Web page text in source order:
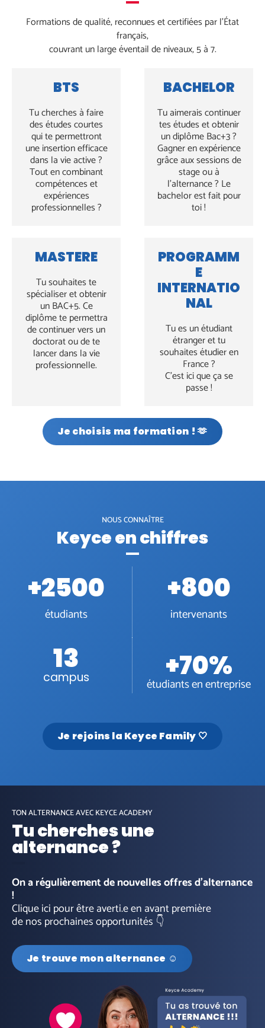
Formations de qualité, reconnues et certifiées par l’État
français,
couvrant un large éventail de niveaux, 5 à 7.
BTS
Tu cherches à faire
des études courtes
qui te permettront
une insertion efficace
dans la vie active ?
Tout en combinant
compétences et
expériences
professionnelles ?
BACHELOR
Tu aimerais continuer
tes études et obtenir
un diplôme Bac+3 ?
Gagner en expérience
grâce aux sessions de
stage ou à
l’alternance ? Le
bachelor est fait pour
toi !
MASTERE
Tu souhaites te
spécialiser et obtenir
un BAC+5. Ce
diplôme te permettra
de continuer vers un
doctorat ou de te
lancer dans la vie
professionnelle.
PROGRAMM
E
INTERNATIO
NAL
Tu es un étudiant
étranger et tu
souhaites étudier en
France ?
C’est ici que ça se
passe !
Je choisis ma formation ! 🫶
NOUS CONNAÎTRE
Keyce en chiffres
étudiants
+2500
intervenants
+800
campus
13
étudiants en entreprise
+70%
Je rejoins la Keyce Family 🤍
TON ALTERNANCE AVEC KEYCE ACADEMY
Tu cherches une
alternance ?
On a régulièrement de nouvelles offres d’alternance
!
Clique ici pour être averti.e en avant première
de nos prochaines opportunités 👇
Je trouve mon alternance ☺️